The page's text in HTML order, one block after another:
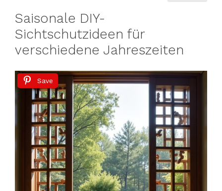
Saisonale DIY-
Sichtschutzideen für
verschiedene Jahreszeiten
Save